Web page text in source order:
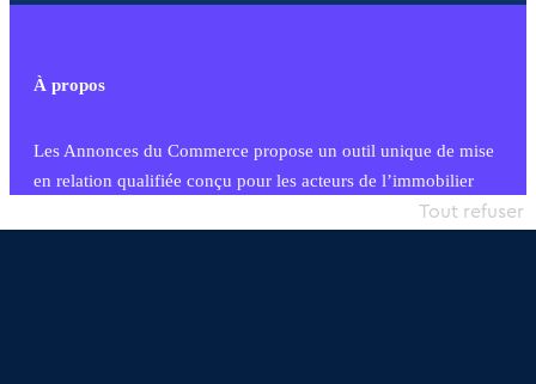
À propos
Les Annonces du Commerce propose un outil unique de mise
en relation qualifiée conçu pour les acteurs de l’immobilier
commercial et les collectivités territoriales, simple et intégrant
Tout refuser